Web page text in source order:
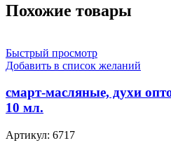
Похожие товары
Быстрый просмотр
Добавить в список желаний
cмарт-масляные, духи
10 мл.
Артикул: 6717